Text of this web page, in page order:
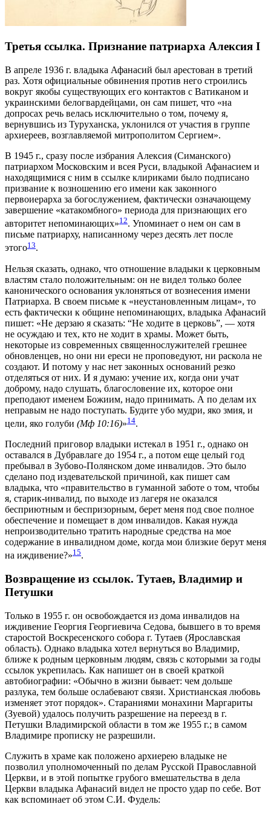
Третья ссылка. Признание патриарха Алексия I
В апреле 1936 г. владыка Афанасий был арестован в третий
раз. Хотя официальные обвинения против него строились
вокруг якобы существующих его контактов с Ватиканом и
украинскими белогвардейцами, он сам пишет, что «на
допросах речь велась исключительно о том, почему я,
вернувшись из Туруханска, уклонился от участия в группе
архиереев, возглавляемой митрополитом Сергием».
В 1945 г., сразу после избрания Алексия (Симанского)
патриархом Московским и всея Руси, владыкой Афанасием и
находящимися с ним в ссылке клириками было подписано
призвание к возношению его имени как законного
первоиерарха за богослужением, фактически означающему
завершение «катакомбного» периода для признающих его
авторитет непоминающих»12. Упоминает о нем он сам в
письме патриарху, написанному через десять лет после
этого13.
Нельзя сказать, однако, что отношение владыки к церковным
властям стало положительным: он не видел только более
канонического основания уклоняться от вознесения имени
Патриарха. В своем письме к «неустановленным лицам», то
есть фактически к общине непоминающих, владыка Афанасий
пишет: «Не дерзаю я сказать: “Не ходите в церковь”, — хотя
не осуждаю и тех, кто не ходит в храмы. Может быть,
некоторые из современных священнослужителей грешнее
обновленцев, но они ни ереси не проповедуют, ни раскола не
создают. И потому у нас нет законных оснований резко
отделяться от них. И я думаю: учение их, когда они учат
доброму, надо слушать, благословение их, которое они
преподают именем Божиим, надо принимать. А по делам их
неправым не надо поступать. Будите убо мудри, яко змия, и
цели, яко голуби (Мф 10:16)»14.
Последний приговор владыки истекал в 1951 г., однако он
оставался в Дубравлаге до 1954 г., а потом еще целый год
пребывал в Зубово-Полянском доме инвалидов. Это было
сделано под издевательской причиной, как пишет сам
владыка, что «правительство в гуманной заботе о том, чтобы
я, старик-инвалид, по выходе из лагеря не оказался
бесприютным и беспризорным, берет меня под свое полное
обеспечение и помещает в дом инвалидов. Какая нужда
непроизводительно тратить народные средства на мое
содержание в инвалидном доме, когда мои близкие берут меня
на иждивение?»15.
Возвращение из ссылок. Тутаев, Владимир и
Петушки
Только в 1955 г. он освобождается из дома инвалидов на
иждивение Георгия Георгиевича Седова, бывшего в то время
старостой Воскресенского собора г. Тутаев (Ярославская
область). Однако владыка хотел вернуться во Владимир,
ближе к родным церковным людям, связь с которыми за годы
ссылок укрепилась. Как напишет он в своей краткой
автобиографии: «Обычно в жизни бывает: чем дольше
разлука, тем больше ослабевают связи. Христианская любовь
изменяет этот порядок». Стараниями монахини Маргариты
(Зуевой) удалось получить разрешение на переезд в г.
Петушки Владимирской области в том же 1955 г.; в самом
Владимире прописку не разрешили.
Служить в храме как положено архиерею владыке не
позволил уполномоченный по делам Русской Православной
Церкви, и в этой попытке грубого вмешательства в дела
Церкви владыка Афанасий видел не просто удар по себе. Вот
как вспоминает об этом С.И. Фудель: